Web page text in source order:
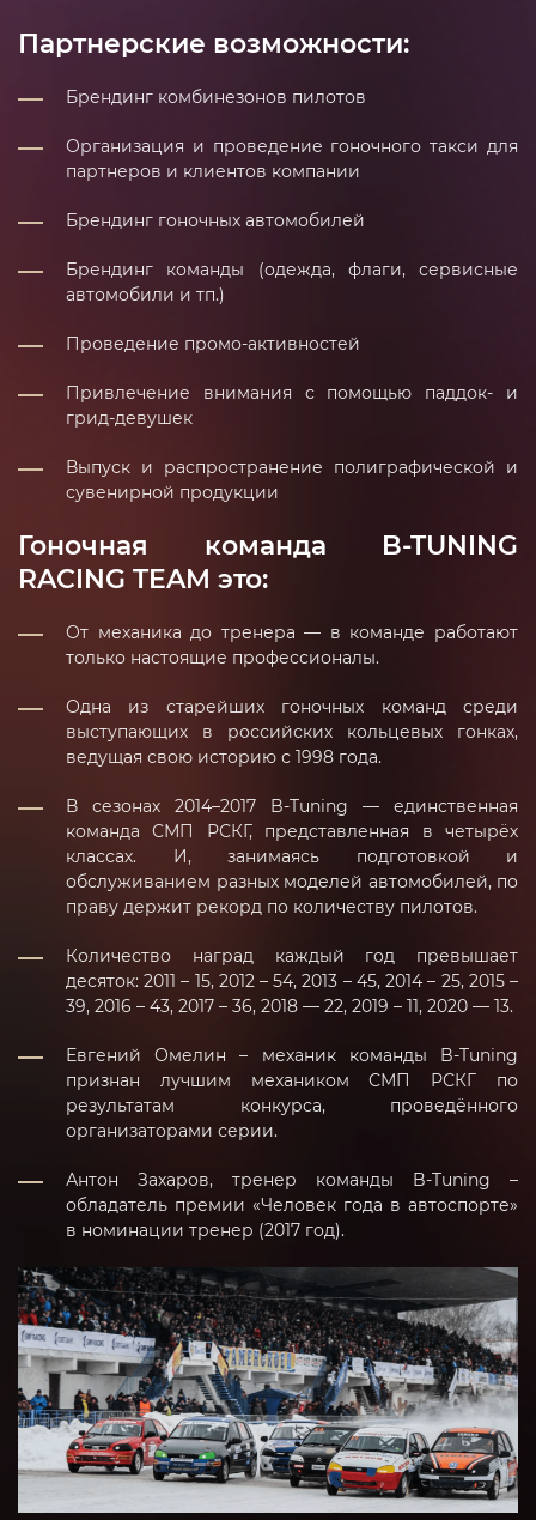
Партнерские возможности:
Брендинг комбинезонов пилотов
Организация и проведение гоночного такси для
партнеров и клиентов компании
Брендинг гоночных автомобилей
Брендинг команды (одежда, флаги, сервисные
автомобили и тп.)
Проведение промо-активностей
Привлечение внимания с помощью паддок- и
грид-девушек
Выпуск и распространение полиграфической и
сувенирной продукции
Гоночная команда B-TUNING
RACING TEAM это:
От механика до тренера — в команде работают
только настоящие профессионалы.
Одна из старейших гоночных команд среди
выступающих в российских кольцевых гонках,
ведущая свою историю с 1998 года.
В сезонах 2014–2017 B-Tuning — единственная
команда СМП РСКГ, представленная в четырёх
классах. И, занимаясь подготовкой и
обслуживанием разных моделей автомобилей, по
праву держит рекорд по количеству пилотов.
Количество наград каждый год превышает
десяток: 2011 – 15, 2012 – 54, 2013 – 45, 2014 – 25, 2015 –
39, 2016 – 43, 2017 – 36, 2018 — 22, 2019 – 11, 2020 — 13.
Евгений Омелин – механик команды B-Tuning
признан лучшим механиком СМП РСКГ по
результатам конкурса, проведённого
организаторами серии.
Антон Захаров, тренер команды B-Tuning –
обладатель премии «Человек года в автоспорте»
в номинации тренер (2017 год).